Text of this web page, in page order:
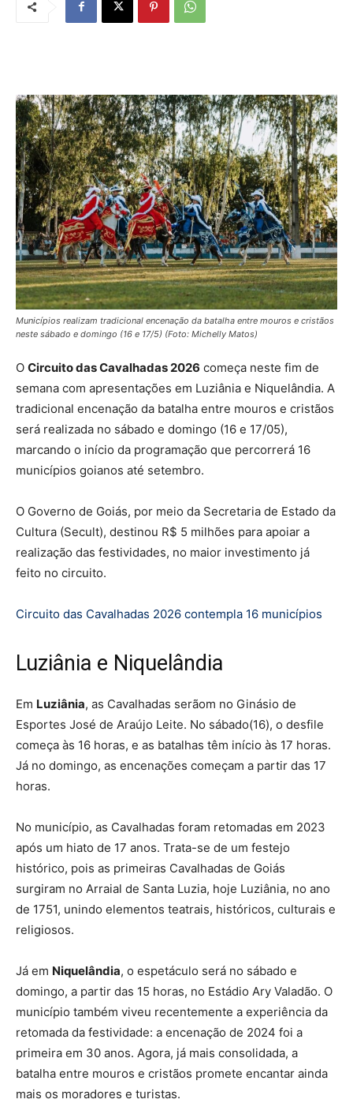
Municípios realizam tradicional encenação da batalha entre mouros e cristãos
neste sábado e domingo (16 e 17/5) (Foto: Michelly Matos)
O Circuito das Cavalhadas 2026 começa neste fim de
semana com apresentações em Luziânia e Niquelândia. A
tradicional encenação da batalha entre mouros e cristãos
será realizada no sábado e domingo (16 e 17/05),
marcando o início da programação que percorrerá 16
municípios goianos até setembro.
O Governo de Goiás, por meio da Secretaria de Estado da
Cultura (Secult), destinou R$ 5 milhões para apoiar a
realização das festividades, no maior investimento já
feito no circuito.
Circuito das Cavalhadas 2026 contempla 16 municípios
Luziânia e Niquelândia
Em Luziânia, as Cavalhadas serãom no Ginásio de
Esportes José de Araújo Leite. No sábado(16), o desfile
começa às 16 horas, e as batalhas têm início às 17 horas.
Já no domingo, as encenações começam a partir das 17
horas.
No município, as Cavalhadas foram retomadas em 2023
após um hiato de 17 anos. Trata-se de um festejo
histórico, pois as primeiras Cavalhadas de Goiás
surgiram no Arraial de Santa Luzia, hoje Luziânia, no ano
de 1751, unindo elementos teatrais, históricos, culturais e
religiosos.
Já em Niquelândia, o espetáculo será no sábado e
domingo, a partir das 15 horas, no Estádio Ary Valadão. O
município também viveu recentemente a experiência da
retomada da festividade: a encenação de 2024 foi a
primeira em 30 anos. Agora, já mais consolidada, a
batalha entre mouros e cristãos promete encantar ainda
mais os moradores e turistas.